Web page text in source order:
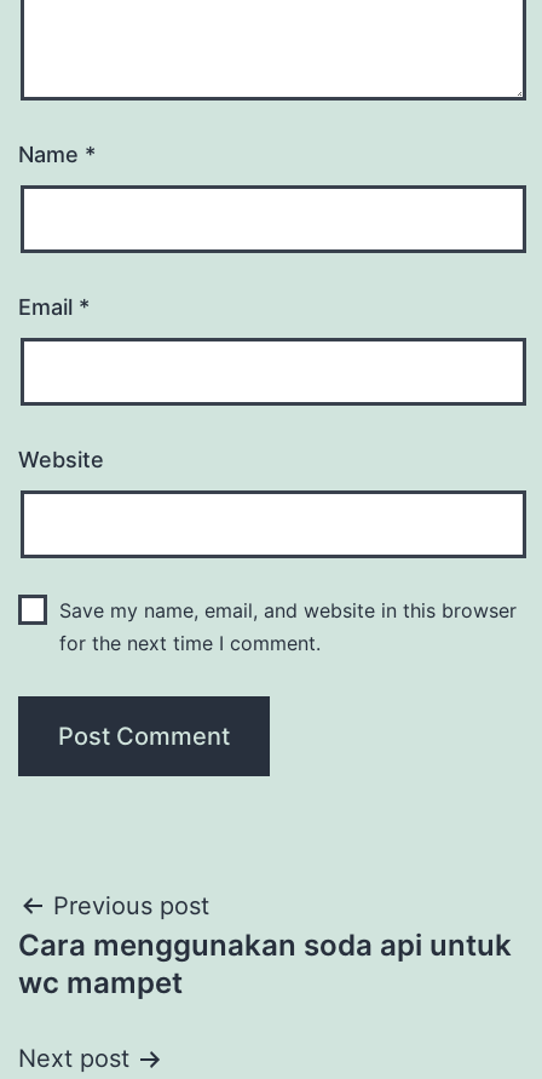
Name *
Email *
Website
Save my name, email, and website in this browser
for the next time I comment.
Post
navigation
Previous post
Cara menggunakan soda api untuk
wc mampet
Next post